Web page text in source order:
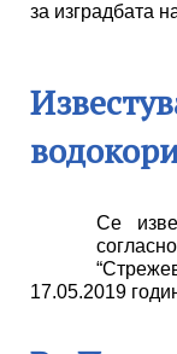
за изградбата
Се
17.05.2019